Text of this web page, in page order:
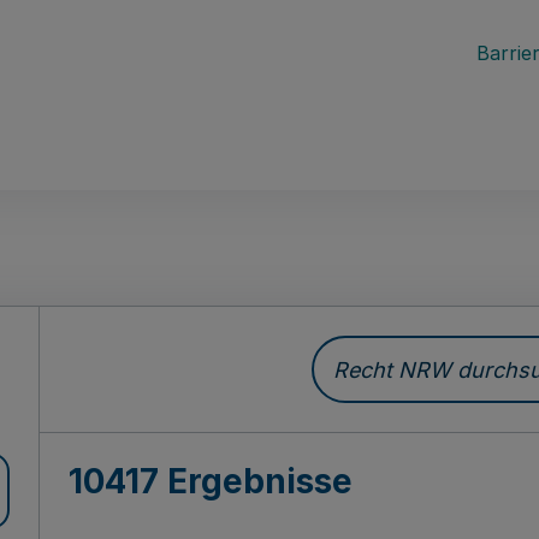
Recht NRW
10417 Ergebnisse